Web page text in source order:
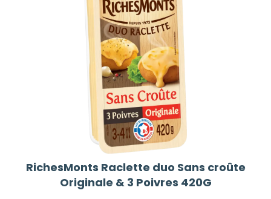
RichesMonts Raclette duo Sans croûte
Originale & 3 Poivres 420G